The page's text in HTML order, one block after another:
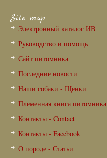
Site map
Электронный каталог ИВ
Руководство и помощь
Сайт питомника
Последние новости
Наши собаки - Щенки
Племенная книга питомника
Контакты - Contact
Контакты - Facebook
О породе - Статьи